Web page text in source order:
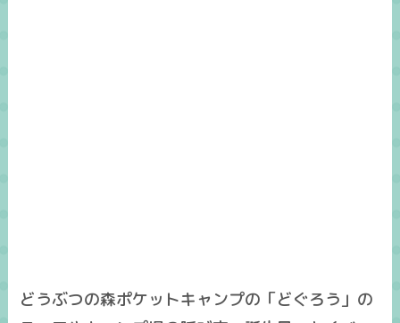
どうぶつの森ポケットキャンプの「どぐろう」の